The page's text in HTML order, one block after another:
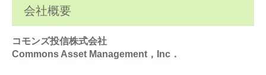
会社概要
コモンズ投信株式会社
Commons Asset Management，Inc．